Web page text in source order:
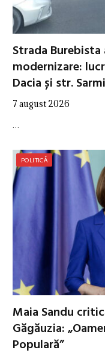
Strada
modernizare:
Dacia și str.
7 august 2026
…
POLITICĂ
Maia Sandu
Găgăuzia:
Populară”